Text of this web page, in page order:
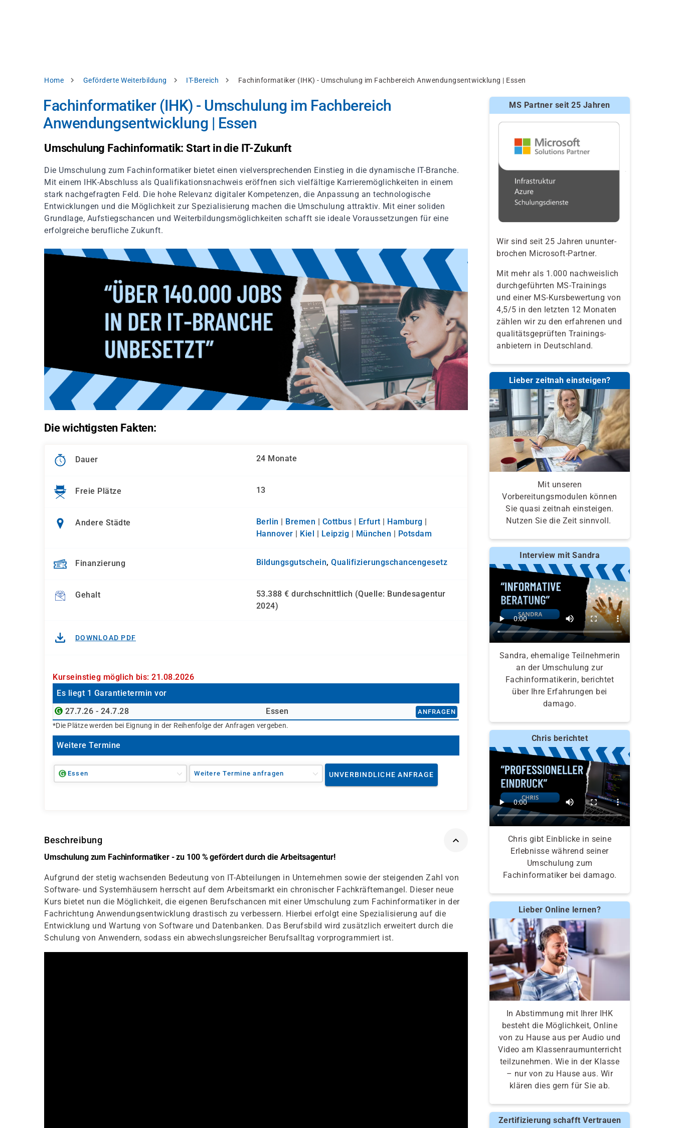
Pfadnavigation
Home Geförderte Weiterbildung IT-Bereich Fachinformatiker (IHK) - Umschulung im Fachbereich Anwendungsentwicklung | Essen
Fachinformatiker (IHK) - Umschulung im Fachbereich
Anwendungsentwicklung | Essen
Umschulung Fachinformatik: Start in die IT-Zukunft
Die Umschulung zum Fachinformatiker bietet einen vielversprechenden Einstieg in die dynamische IT-Branche.
Mit einem IHK-Abschluss als Qualifikationsnachweis eröffnen sich vielfältige Karrieremöglichkeiten in einem
stark nachgefragten Feld. Die hohe Relevanz digitaler Kompetenzen, die Anpassung an technologische
Entwicklungen und die Möglichkeit zur Spezialisierung machen die Umschulung attraktiv. Mit einer soliden
Grundlage, Aufstiegschancen und Weiterbildungsmöglichkeiten schafft sie ideale Voraussetzungen für eine
erfolgreiche berufliche Zukunft.
Die wichtigsten Fakten:
Dauer 24 Monate
Freie Plätze 13
Andere Städte Berlin | Bremen | Cottbus | Erfurt | Hamburg |
Hannover | Kiel | Leipzig | München | Potsdam
Finanzierung Bildungsgutschein, Qualifizierungs­chancen­gesetz
Gehalt
53.388 € durchschnittlich (Quelle: Bundesagentur
2024)
DOWNLOAD PDF
Kurseinstieg möglich bis: 21.08.2026
Es liegt 1 Garantietermin vor
27.7.26 - 24.7.28
Essen ANFRAGEN
*Die Plätze werden bei Eignung in der Reihenfolge der Anfragen vergeben.
Weitere Termine
Essen Weitere Termine anfragen UNVERBINDLICHE ANFRAGE
Beschreibung
Umschulung zum Fachinformatiker - zu 100 % gefördert durch die Arbeitsagentur!
Aufgrund der stetig wachsenden Bedeutung von IT-Abteilungen in Unternehmen sowie der steigenden Zahl von
Software- und Systemhäusern herrscht auf dem Arbeitsmarkt ein chronischer Fachkräftemangel. Dieser neue
Kurs bietet nun die Möglichkeit, die eigenen Berufschancen mit einer Umschulung zum Fachinformatiker in der
Fachrichtung Anwendungsentwicklung drastisch zu verbessern. Hierbei erfolgt eine Spezialisierung auf die
Entwicklung und Wartung von Software und Datenbanken. Das Berufsbild wird zusätzlich erweitert durch die
Schulung von Anwendern, sodass ein abwechslungsreicher Berufsalltag vorprogrammiert ist.
MS Partner seit 25 Jahren
Wir sind seit 25 Jahren ununter-
brochen Microsoft-Partner.
Mit mehr als 1.000 nachweislich
durchgeführten MS-Trainings
und einer MS-Kursbewertung von
4,5/5 in den letzten 12 Monaten
zählen wir zu den erfahrenen und
qualitäts­geprüften Trainings­
anbietern in Deutschland.
Lieber zeitnah einsteigen?
Mit unseren
Vorbereitungsmodulen können
Sie quasi zeitnah einsteigen.
Nutzen Sie die Zeit sinnvoll.
Interview mit Sandra
Sandra, ehemalige Teilnehmerin
an der Umschulung zur
Fachinformatikerin, berichtet
über Ihre Erfahrungen bei
damago.
Chris berichtet
Chris gibt Einblicke in seine
Erlebnisse während seiner
Umschulung zum
Fachinformatiker bei damago.
Lieber Online lernen?
In Abstimmung mit Ihrer IHK
besteht die Möglichkeit, Online
von zu Hause aus per Audio und
Video am Klassenraumunterricht
teilzunehmen. Wie in der Klasse
– nur von zu Hause aus. Wir
klären dies gern für Sie ab.
Zertifizierung schafft Vertrauen
Einstellungen
Datenschutzhinweis